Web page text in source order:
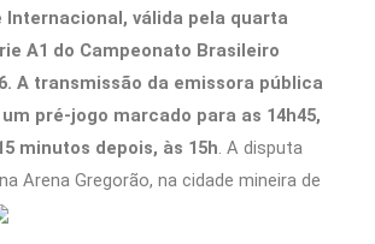
Internacional, válida pela quarta
A1 do Campeonato Brasileiro
A transmissão da emissora pública
pré-jogo marcado para as 14h45,
minutos depois, às 15h. A disputa
Arena Gregorão, na cidade mineira de